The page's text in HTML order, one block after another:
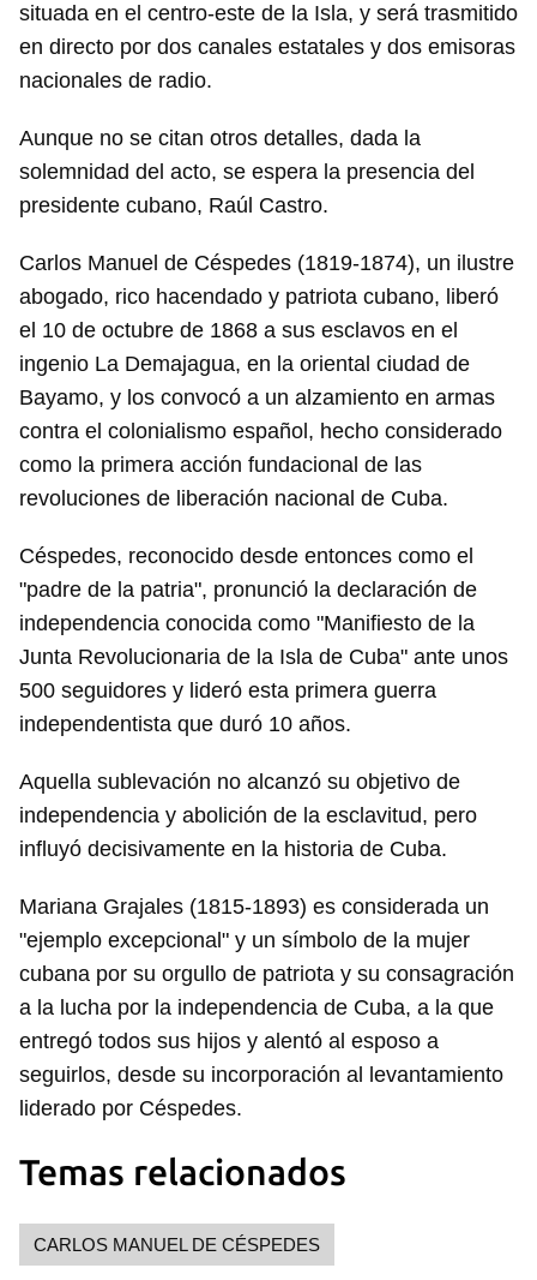
Guardar como favorito
Para poder guardar como favorito, primero has de
situada en el centro-este de la Isla, y será trasmitido
en directo por dos canales estatales y dos emisoras
nacionales de radio.
Aunque no se citan otros detalles, dada la
solemnidad del acto, se espera la presencia del
presidente cubano, Raúl Castro.
Carlos Manuel de Céspedes (1819-1874), un ilustre
abogado, rico hacendado y patriota cubano, liberó
el 10 de octubre de 1868 a sus esclavos en el
ingenio La Demajagua, en la oriental ciudad de
Bayamo, y los convocó a un alzamiento en armas
contra el colonialismo español, hecho considerado
como la primera acción fundacional de las
revoluciones de liberación nacional de Cuba.
Céspedes, reconocido desde entonces como el
"padre de la patria", pronunció la declaración de
independencia conocida como "Manifiesto de la
Junta Revolucionaria de la Isla de Cuba" ante unos
500 seguidores y lideró esta primera guerra
independentista que duró 10 años.
Aquella sublevación no alcanzó su objetivo de
independencia y abolición de la esclavitud, pero
influyó decisivamente en la historia de Cuba.
Mariana Grajales (1815-1893) es considerada un
"ejemplo excepcional" y un símbolo de la mujer
cubana por su orgullo de patriota y su consagración
a la lucha por la independencia de Cuba, a la que
entregó todos sus hijos y alentó al esposo a
seguirlos, desde su incorporación al levantamiento
liderado por Céspedes.
Temas relacionados
CARLOS MANUEL DE CÉSPEDES